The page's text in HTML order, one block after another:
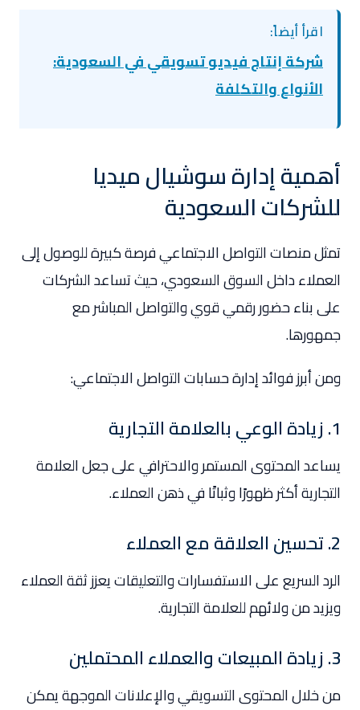
اقرأ أيضاً:
شركة إنتاج فيديو تسويقي في السعودية:
الأنواع والتكلفة
أهمية إدارة سوشيال ميديا
للشركات السعودية
تمثل منصات التواصل الاجتماعي فرصة كبيرة للوصول إلى
العملاء داخل السوق السعودي، حيث تساعد الشركات
على بناء حضور رقمي قوي والتواصل المباشر مع
جمهورها.
ومن أبرز فوائد إدارة حسابات التواصل الاجتماعي:
1. زيادة الوعي بالعلامة التجارية
يساعد المحتوى المستمر والاحترافي على جعل العلامة
التجارية أكثر ظهورًا وثباتًا في ذهن العملاء.
2. تحسين العلاقة مع العملاء
الرد السريع على الاستفسارات والتعليقات يعزز ثقة العملاء
ويزيد من ولائهم للعلامة التجارية.
3. زيادة المبيعات والعملاء المحتملين
من خلال المحتوى التسويقي والإعلانات الموجهة يمكن